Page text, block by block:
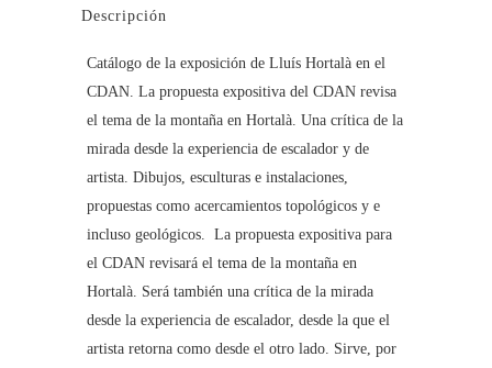
Descripción
Catálogo de la exposición de Lluís Hortalà en el
CDAN. La propuesta expositiva del CDAN revisa
el tema de la montaña en Hortalà. Una crítica de la
mirada desde la experiencia de escalador y de
artista. Dibujos, esculturas e instalaciones,
propuestas como acercamientos topológicos y e
incluso geológicos. La propuesta expositiva para
el CDAN revisará el tema de la montaña en
Hortalà. Será también una crítica de la mirada
desde la experiencia de escalador, desde la que el
artista retorna como desde el otro lado. Sirve, por